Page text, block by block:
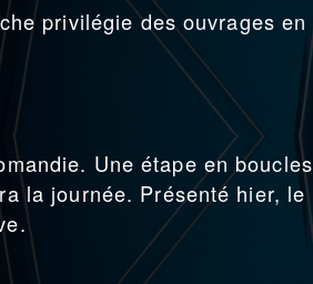
privilégie des ouvrages en
Une étape en boucles
la journée. Présenté hier, le